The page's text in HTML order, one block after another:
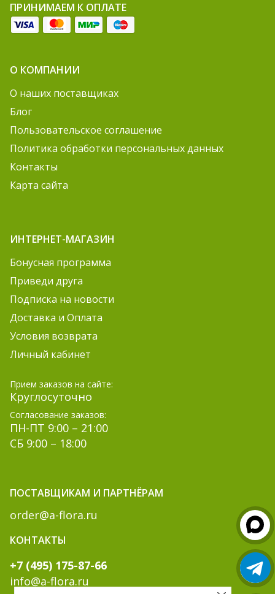
ПРИНИМАЕМ К ОПЛАТЕ
О КОМПАНИИ
О наших поставщиках
Блог
Пользовательское соглашение
Политика обработки персональных данных
Контакты
Карта сайта
ИНТЕРНЕТ-МАГАЗИН
Бонусная программа
Приведи друга
Подписка на новости
Доставка и Оплата
Условия возврата
Личный кабинет
Прием заказов на сайте:
Круглосуточно
Согласование заказов:
ПН-ПТ 9:00 – 21:00
СБ 9:00 – 18:00
ПОСТАВЩИКАМ И ПАРТНЁРАМ
order@a-flora.ru
КОНТАКТЫ
+7 (495) 175-87-66
info@a-flora.ru